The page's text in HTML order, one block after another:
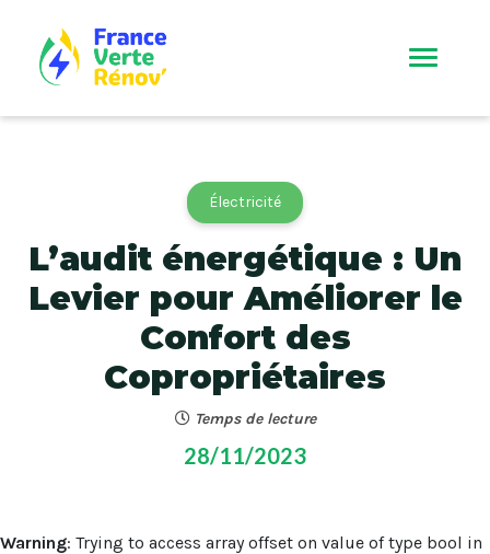
Électricité
L’audit énergétique : Un
Levier pour Améliorer le
Confort des
Copropriétaires
Temps de lecture
28/11/2023
Warning: Trying to access array offset on value of type bool in